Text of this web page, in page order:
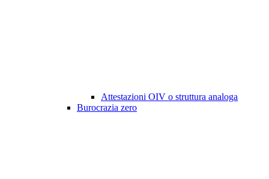
Attestazioni OIV o struttura analoga
Burocrazia zero